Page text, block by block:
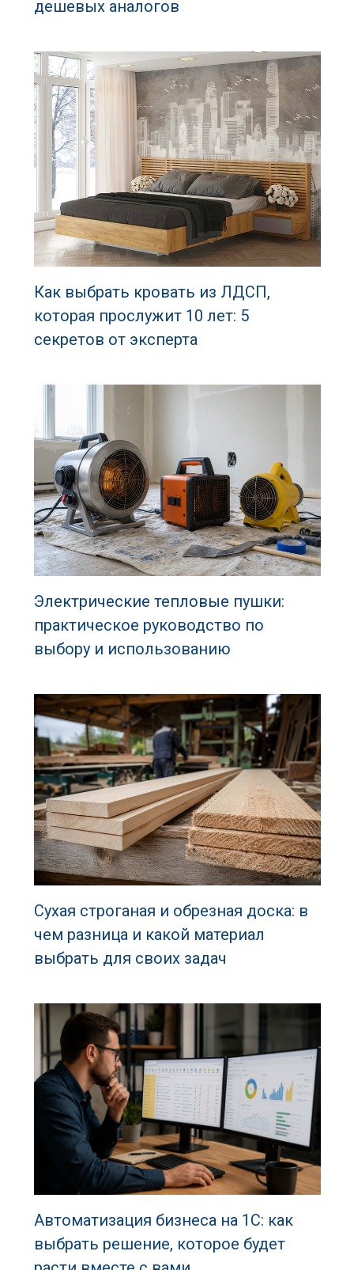
дешевых аналогов
Как выбрать кровать из ЛДСП,
которая прослужит 10 лет: 5
секретов от эксперта
Электрические тепловые пушки:
практическое руководство по
выбору и использованию
Сухая строганая и обрезная доска: в
чем разница и какой материал
выбрать для своих задач
Автоматизация бизнеса на 1С: как
выбрать решение, которое будет